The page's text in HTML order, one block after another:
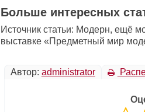
Больше интересных
Источник статьи: Модерн, ещё
выставке «Предметный мир
Автор: administrator